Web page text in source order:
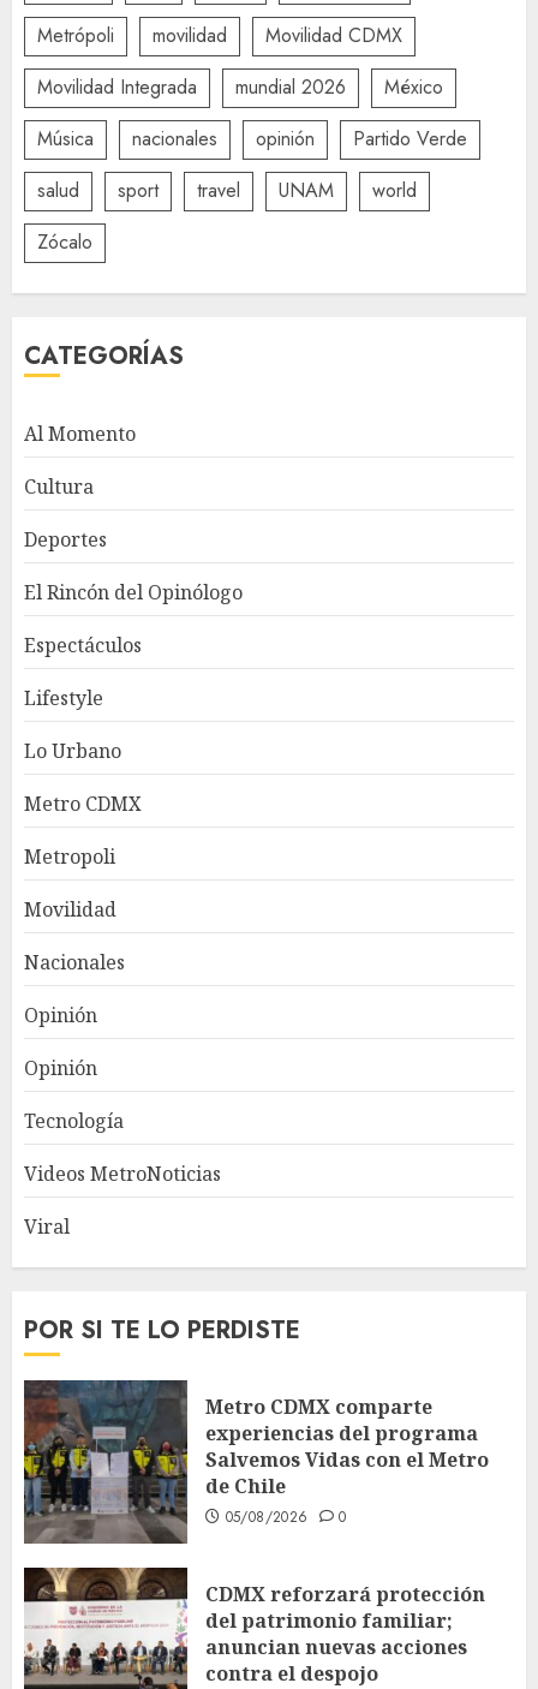
Metrópoli
movilidad
Movilidad CDMX
Movilidad Integrada
mundial 2026
México
Música
nacionales opinión
Partido Verde
salud
sport travel UNAM
world
Zócalo
CATEGORÍAS
Al Momento
Cultura
Deportes
El Rincón del Opinólogo
Espectáculos
Lifestyle
Lo Urbano
Metro CDMX
Metropoli
Movilidad
Nacionales
Opinión
Opinión
Tecnología
Videos MetroNoticias
Viral
POR SI TE LO PERDISTE
Metro CDMX comparte
experiencias del programa
Salvemos Vidas con el Metro
de Chile
05/08/2026 0
CDMX reforzará protección
del patrimonio familiar;
anuncian nuevas acciones
contra el despojo